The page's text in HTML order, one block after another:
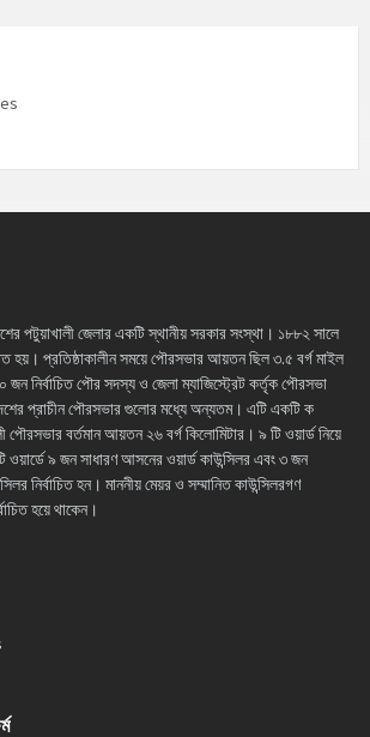
পটুয়াখালী জেলার একটি স্থানীয় সরকার সংস্থা। ১৮৮২ সালে
হয়। প্রতিষ্ঠাকালীন সময়ে পৌরসভার আয়তন ছিল ৩.৫ বর্গ মাইল
জন নির্বাচিত পৌর সদস্য ও জেলা ম্যাজিস্ট্রেট কর্তৃক পৌরসভা
প্রাচীন পৌরসভার গুলোর মধ্যে অন্যতম। এটি একটি ক
পৌরসভার বর্তমান আয়তন ২৬ বর্গ কিলোমিটার। ৯ টি ওয়ার্ড নিয়ে
৯ জন সাধারণ আসনের ওয়ার্ড কাউন্সিলর এবং ৩ জন
নির্বাচিত হন। মাননীয় মেয়র ও সম্মানিত কাউন্সিলরগণ
হয়ে থাকেন।